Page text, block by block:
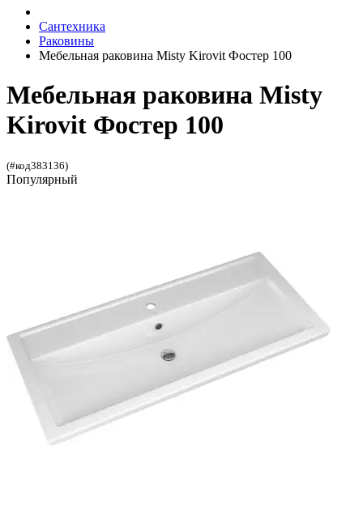
Сантехника
Раковины
Мебельная раковина Misty Kirovit Фостер 100
Мебельная раковина Misty
Kirovit Фостер 100
(#код383136)
Популярный